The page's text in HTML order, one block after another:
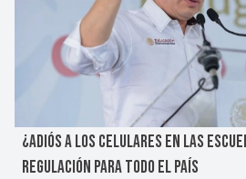
¿ADIÓS A LOS CELULARES EN LAS
REGULACIÓN PARA TODO EL PAÍS